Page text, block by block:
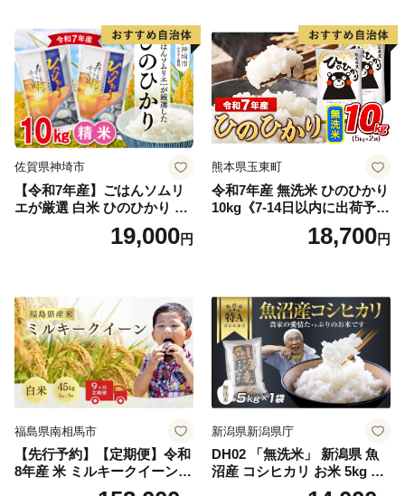
野町産 Elevation
佐賀県神埼市
【令和7年産】ごはんソムリ
エが厳選 白米 ひのひかり 10
米 10kg 5kg×2 ひのひかり ブ
19,000円
熊本県玉東町
令和7年産 無洗米 ひのひかり
10kg《7-14日以内に出荷予定
(土日祝除く)》コメ 米 無洗米
令和7年産 高レビュー｜人気
18,700円
福島県南相馬市
【先行予約】【定期便】令和
8年産 米 ミルキークイーン
白米 45kg (5kg×9回) | ミルキ
新潟県新潟県庁
DH02 「無洗米」 新潟県 魚
沼産 コシヒカリ お米 5kg こ
しひかり 精米 米（お米の美